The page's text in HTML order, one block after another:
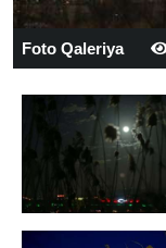
Foto Qaleriya